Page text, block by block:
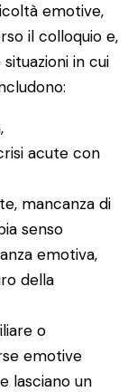
emotive,
il colloquio e,
in cui
acute con
mancanza di
senso
emotiva,
della
o
emotive
lasciano un